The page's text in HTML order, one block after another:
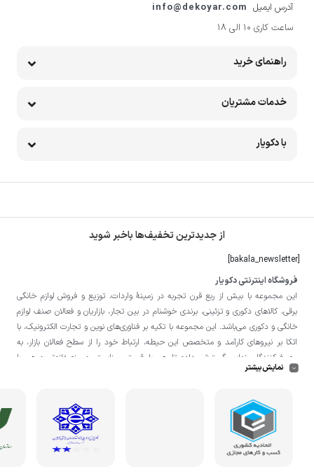
آدرس ایمیل info@dekoyar.com
ساعت کاری 10 الی 18
راهنمای خرید
خدمات مشتریان
با دکویار
از جدیدترین تخفیف‌ها باخبر شوید
[bakala_newsletter]
فروشگاه اینترنتی دکویار
این مجموعه با بيش از ربع قرن تجربه در زمينۀ واردات، توزيع و فروش لوازم خانگی
برقی، کالاهای دکوری و تزئینی، برندی خوشنام در بين تجار، بازاريان و فعالان صنف لوازم
خانگی و دکوری می‌باشد. این مجموعه با تكيه بر فناوری‌های نوين و تجارت الكترونيک، با
اتکا بر نيروهای كارآمد و متخصص اين حيطه، ارتباط خود را از سطح فعالان بازار، به
مصرف‌كنندگان نهايی گسترش داده تا هم با قيمتی مناسبتر و منصفانه‌تر و هم با
خدماتی گسترده‌تر و كيفی‌تر در خدمت هموطنان عزیز در اقصی نقاط ميهنمان باشد.
کالا از انبار تنها در صورت ثبت سفارش قبلی از طریق سایت و انتخاب زمان، امکان پذیر
نمایش بیشتر